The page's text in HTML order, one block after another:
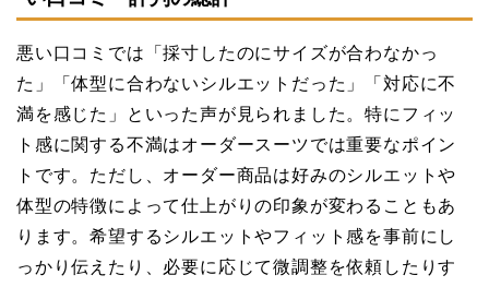
悪い口コミでは「採寸したのにサイズが合わなかっ
た」「体型に合わないシルエットだった」「対応に不
満を感じた」といった声が見られました。特にフィッ
ト感に関する不満はオーダースーツでは重要なポイン
トです。ただし、オーダー商品は好みのシルエットや
体型の特徴によって仕上がりの印象が変わることもあ
ります。希望するシルエットやフィット感を事前にし
っかり伝えたり、必要に応じて微調整を依頼したりす